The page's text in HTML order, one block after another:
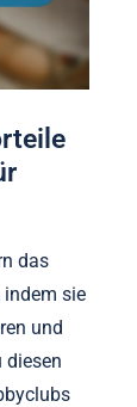
das
indem sie
und
diesen